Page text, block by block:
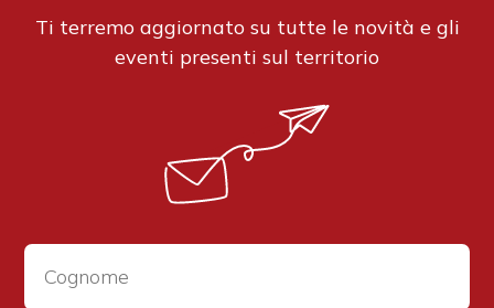
Ti terremo aggiornato su tutte le novità e gli
eventi presenti sul territorio